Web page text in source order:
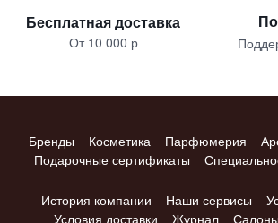
Бесплатная доставка
От 10 000 р
Бренды Косметика Парфюмерия
Подарочные сертификаты
История компании Наши сервисы
Условия доставки
Журнал Салоны